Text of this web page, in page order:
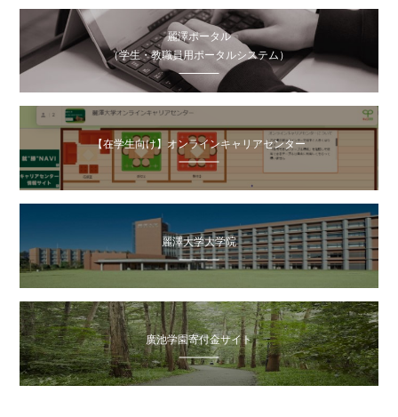
麗澤ポータル
（学生・教職員用ポータルシステム）
【在学生向け】オンラインキャリアセンター
麗澤大学大学院
廣池学園寄付金サイト